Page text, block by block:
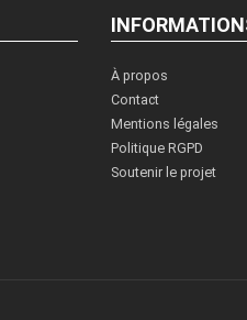
À propos
Contact
Mentions légales
Politique RGPD
Soutenir le projet